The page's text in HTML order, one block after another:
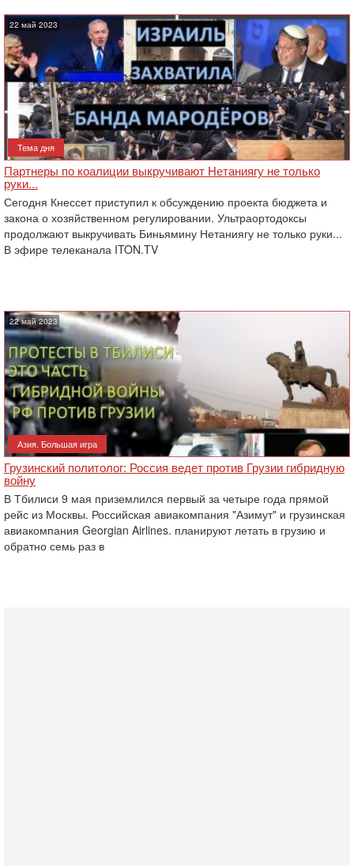
22 май 2023
Тема дня
Партнеры по коалиции выкручивают Нетаниягу не только
руки...
Сегодня Кнессет приступил к обсуждению проекта бюджета и
закона о хозяйственном регулировании. Ультраортодоксы
продолжают выкручивать Биньямину Нетаниягу не только руки...
В эфире телеканала ITON.TV
22 май 2023
Азия. Большая игра
Грузинский политолог: Россия ведет против Грузии гибридную
войну
В Тбилиси 9 мая приземлился первый за четыре года прямой
рейс из Москвы. Российская авиакомпания "Азимут" и грузинская
авиакомпания Georgian Airlines. планируют летать в грузию и
обратно семь раз в